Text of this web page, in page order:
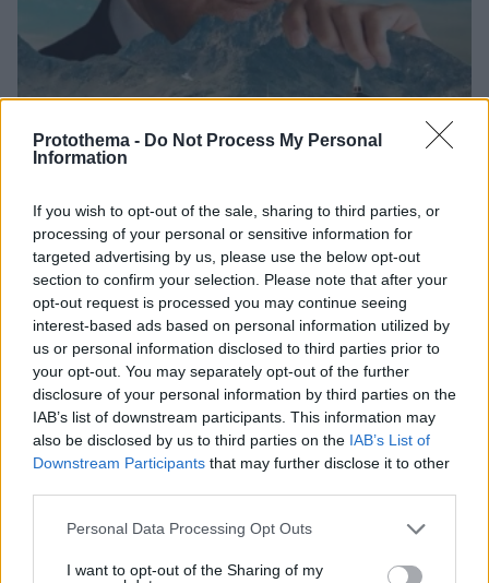
Protothema - Do Not Process My Personal
Information
If you wish to opt-out of the sale, sharing to third parties, or
processing of your personal or sensitive information for
targeted advertising by us, please use the below opt-out
section to confirm your selection. Please note that after your
opt-out request is processed you may continue seeing
interest-based ads based on personal information utilized by
us or personal information disclosed to third parties prior to
your opt-out. You may separately opt-out of the further
disclosure of your personal information by third parties on the
IAB’s list of downstream participants. This information may
also be disclosed by us to third parties on the IAB’s List of
Downstream Participants that may further disclose it to other
Please note that this website/app uses one or more Google
not limited to your visit or usage behaviour. You may click to
Personal Data Processing Opt Outs
I want to opt-out of the Sharing of my
«Μαύρος χρυσός» $1 τρισ. πίσω από τη μάχη για
τη Γροιλανδία: Πετρελαϊκή που έχει διασυνδέσεις
με τον Τραμπ ετοιμάζεται να τρυπήσει τον πάγο
χωρίς άδεια
08.08.2026, 21:02
Εγκαταλείπει το κόμμα Καρυστιανού
και ο επιχειρηματίας Νίκος
πληρωμένους όσους αποχωρούν»